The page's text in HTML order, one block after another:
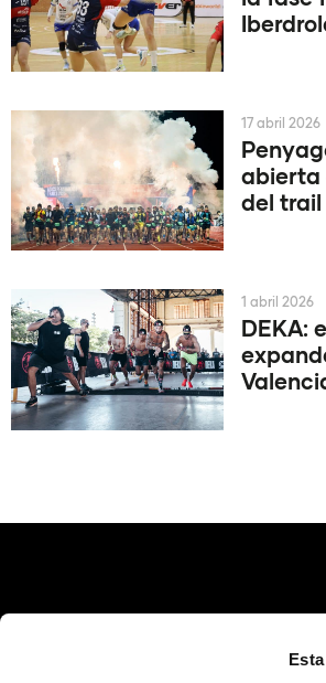
abierta
del
17 abril 2026
DEKA:
1 abril 2026